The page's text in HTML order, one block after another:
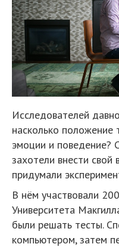
Исследователей
насколько положение
эмоции и поведение?
захотели внести свой
придумали
В нём участвовали
Университета
были решать тесты.
компьютером, затем